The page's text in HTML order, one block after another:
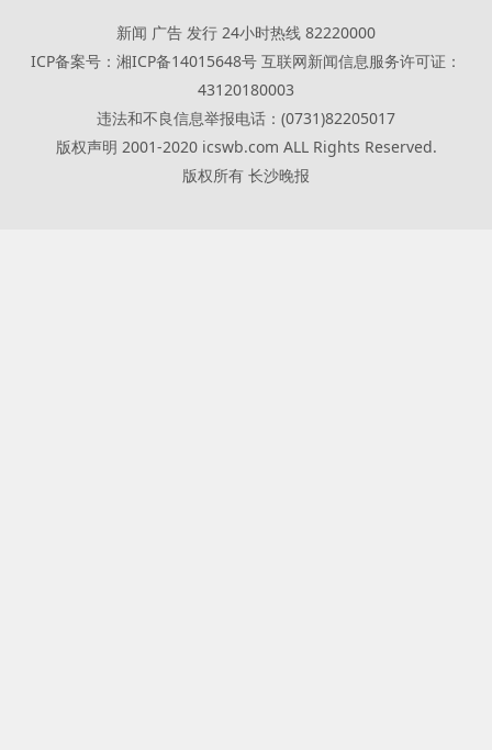
新闻 广告 发行 24小时热线 82220000
ICP备案号：湘ICP备14015648号 互联网新闻信息服务许可证：
43120180003
违法和不良信息举报电话：(0731)82205017
版权声明 2001-2020 icswb.com ALL Rights Reserved.
版权所有 长沙晚报